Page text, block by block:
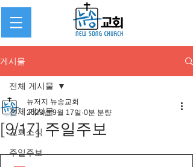
게시물
전체 게시물
교회소식
주일주보
전체 게시물
[9/17] 주일주보
뉴저지 뉴송교회
2023년 9월 17일 0분 분량